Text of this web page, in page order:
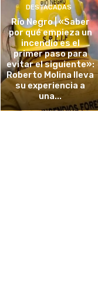
DESTACADAS
Río Negro | «Saber
por qué empieza un
incendio es el
primer paso para
evitar el siguiente»:
Roberto Molina lleva
su experiencia a
una...